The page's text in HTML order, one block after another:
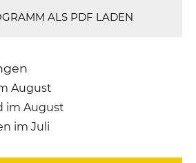
ALS PDF LADEN
August
im August
im Juli